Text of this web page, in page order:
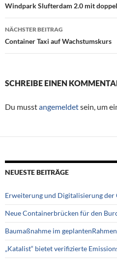
Beitragsnavigation
Windpark Slufterdam 2.0 mit
NÄCHSTER BEITRAG
Container Taxi auf Wachstumskurs
SCHREIBE EINEN
Du musstangemeldetsein, um
NEUESTE BEITRÄGE
Erweiterung und Digitalisierung
Neue Containerbrücken für den
Baumaßnahme im
„Katalist“ bietet verifizierte